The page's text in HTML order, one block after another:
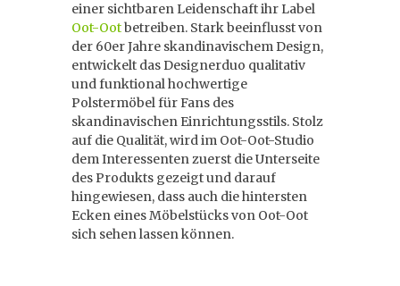
einer sichtbaren Leidenschaft ihr Label
Oot-Ootbetreiben. Stark beeinflusst von
der 60er Jahre skandinavischem Design,
entwickelt das Designerduo qualitativ
und funktional hochwertige
Polstermöbel für Fans des
skandinavischen Einrichtungsstils. Stolz
auf die Qualität, wird im Oot-Oot-Studio
dem Interessenten zuerst die Unterseite
des Produkts gezeigt und darauf
hingewiesen, dass auch die hintersten
Ecken eines Möbelstücks von Oot-Oot
sich sehen lassen können.